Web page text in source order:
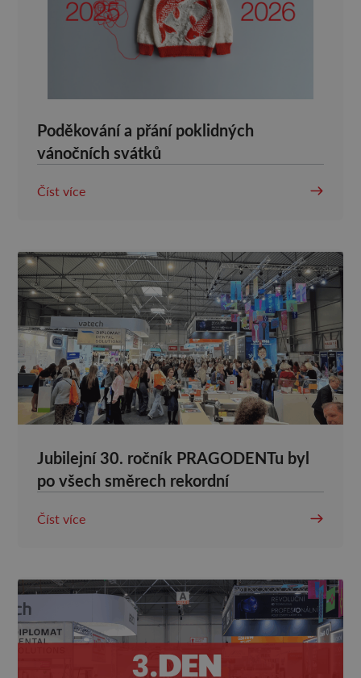
Poděkování a přání poklidných
vánočních svátků
Číst více
Jubilejní 30. ročník PRAGODENTu byl
po všech směrech rekordní
Číst více